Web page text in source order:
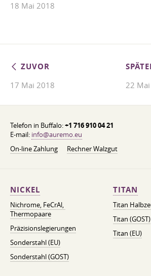
18 Mai 2018
ZUVOR
17 Mai 2018 22
Telefon in Buffalo:+1 716 910 04 21
E-mail: info@auremo.eu
On-line Zahlung
Rechner Walzgut
NICKEL
Nichrome, FeСrAl, ​​
Thermopaare
Präzisionslegierungen
Sonderstahl (EU)
Sonderstahl (GOST)
TITAN
Titan
Titan (GOST)
Titan (EU)